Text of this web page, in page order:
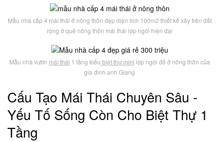
Mẫu nhà cấp 4 mái thái ở nông thôn đẹp diện tích 100m2 thiết kế xây trên đất
rộng ở quê nông thôn mái thái lợp ngói hiện đại
Mẫu nhà vườn mái thái 1 tầng kiểu biệt thự mini lợp ngói đỏ ở nông thôn của
gia đình anh Giang
Cấu Tạo Mái Thái Chuyên Sâu -
Yếu Tố Sống Còn Cho Biệt Thự 1
Tầng